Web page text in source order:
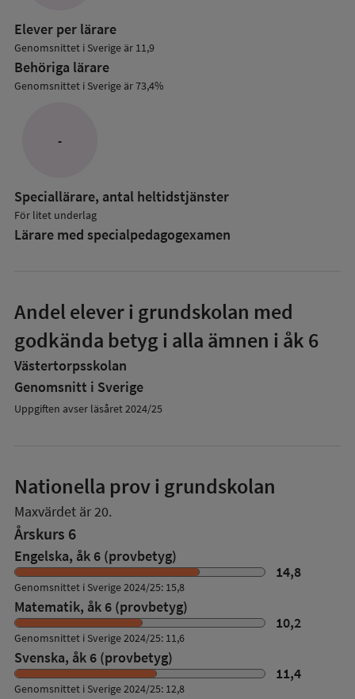
Elever per lärare
Genomsnittet i Sverige är 11,9
Behöriga lärare
Genomsnittet i Sverige är 73,4%
-
Speciallärare, antal heltidstjänster
För litet underlag
Lärare med specialpedagog­examen
Andel elever i grundskolan med
godkända betyg i alla ämnen i åk 6
Västertorpsskolan
Genomsnitt i Sverige
Uppgiften avser läsåret 2024/25
Nationella prov i grundskolan
Maxvärdet är 20.
Årskurs 6
Engelska, åk 6 (provbetyg)
14,8
Genomsnittet i Sverige 2024/25: 15,8
Matematik, åk 6 (provbetyg)
10,2
Genomsnittet i Sverige 2024/25: 11,6
Svenska, åk 6 (provbetyg)
11,4
Genomsnittet i Sverige 2024/25: 12,8